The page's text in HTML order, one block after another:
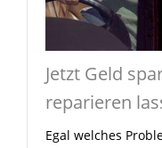
Jetzt Geld
reparieren
Egal welches